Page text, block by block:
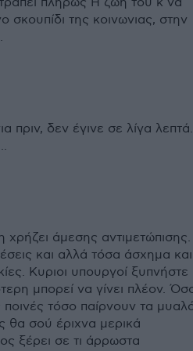
της κοινωνιας, στην
πριν, δεν έγινε σε λίγα λεπτά.
άμεσης αντιμετώπισης.
και αλλά τόσα άσχημα και
Κυριοι υπουργοί ξυπνήστε
μπορεί να γίνει πλέον.
ποινές τόσο παίρνουν τα
θα σού έριχνα μερικά
ξέρει σε τι άρρωστα